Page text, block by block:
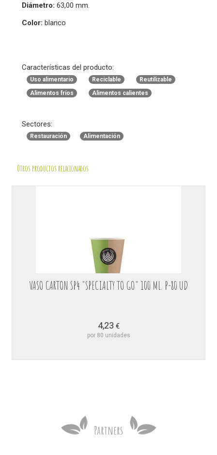
Diámetro: 63,00 mm.
Color: blanco
Características del producto:
Uso alimentario Reciclable
Reutilizable
Alimentos fríos
Alimentos calientes
Sectores:
Restauración Alimentación
Otros productos relacionados
VASO CARTON SP4 "SPECIALTY TO GO" 100 ML. P-80 UD
4,23 €
por 80 unidades
Partners